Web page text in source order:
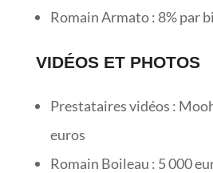
Romain Armato : 8% par
VIDÉOS ET PHOTOS
Prestataires vidéos :
euros
Romain Boileau : 5 000